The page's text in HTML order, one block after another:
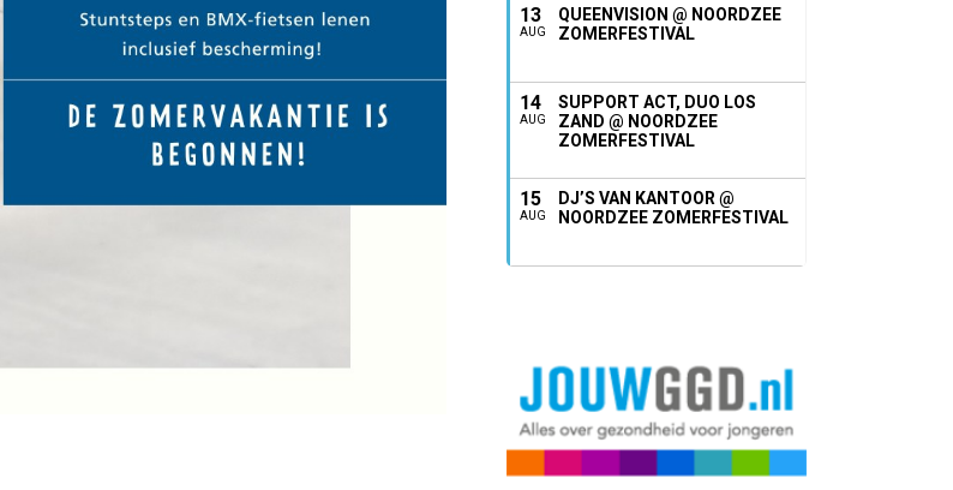
13
AUG
QUEENVISION @ NOORDZEE
ZOMERFESTIVAL
14
AUG
SUPPORT ACT, DUO LOS
ZAND @ NOORDZEE
ZOMERFESTIVAL
15
AUG
DJ’S VAN KANTOOR @
NOORDZEE ZOMERFESTIVAL